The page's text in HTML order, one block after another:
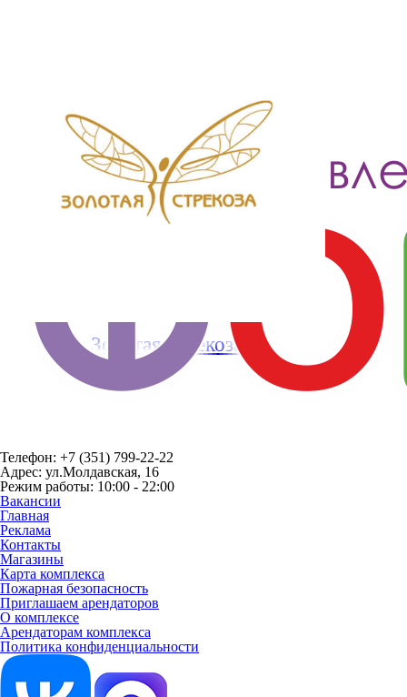
Золотая стрекоза
Телефон: +7 (351) 799-22-22
Адрес: ул.Молдавская, 16
Режим работы: 10:00 - 22:00
Вакансии
Главная
Реклама
Контакты
Магазины
Карта комплекса
Пожарная безопасность
Приглашаем арендаторов
О комплексе
Арендаторам комплекса
Политика конфиденциальности